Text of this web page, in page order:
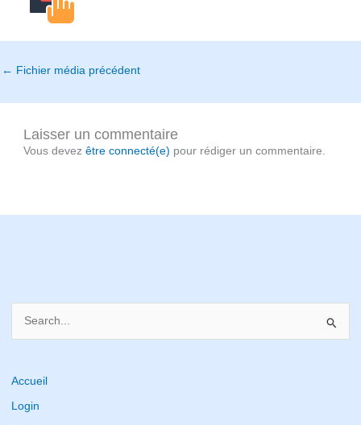
← Fichier média précédent
Laisser un commentaire
Vous devezêtre connecté(e) pour rédiger un commentaire.
r
c
Accueil
Login